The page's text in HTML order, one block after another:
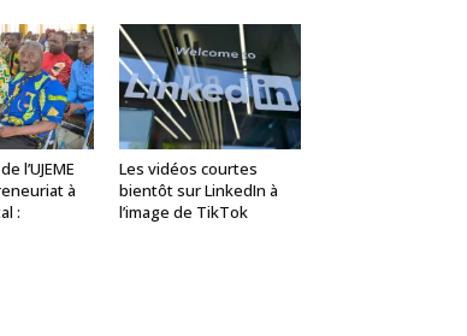
l’UJEME
à
:
Les vidéos courtes
bientôt sur LinkedIn à
l’image de TikTok